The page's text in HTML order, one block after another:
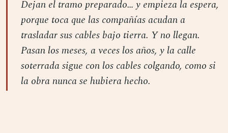
Dejan el tramo preparado… y empieza la espera,
porque toca que las compañías acudan a
trasladar sus cables bajo tierra. Y no llegan.
Pasan los meses, a veces los años, y la calle
soterrada sigue con los cables colgando, como si
la obra nunca se hubiera hecho.